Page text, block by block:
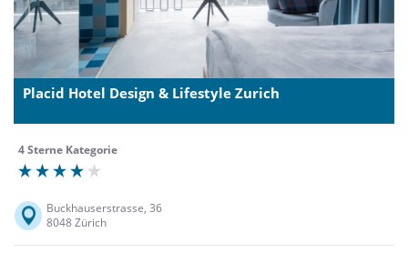
Placid Hotel Design & Lifestyle Zurich
4 Sterne Kategorie
Buckhauserstrasse, 36
8048 Zürich